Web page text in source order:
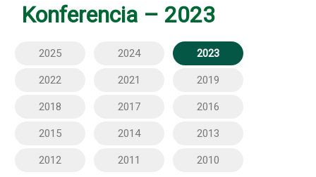
Konferencia – 2023
2025 2024 2023
2022 2021 2019
2018 2017 2016
2015 2014 2013
2012 2011 2010